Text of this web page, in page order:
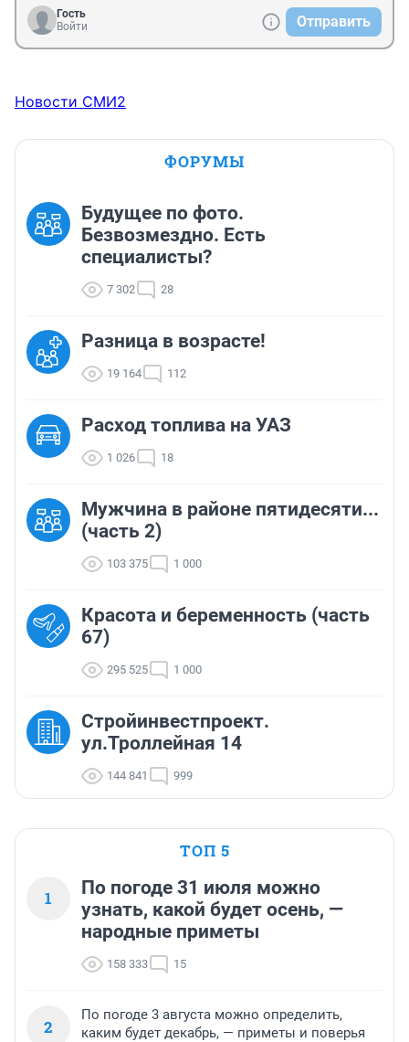
Гость
Войти
Отправить
Новости СМИ2
ФОРУМЫ
Будущее по фото.
Безвозмездно. Есть
специалисты?
7 302 28
Разница в возрасте!
19 164 112
Расход топлива на УАЗ
1 026 18
Мужчина в районе пятидесяти...
(часть 2)
103 375 1 000
Красота и беременность (часть
67)
295 525 1 000
Стройинвестпроект.
ул.Троллейная 14
144 841 999
ТОП 5
1
По погоде 31 июля можно
узнать, какой будет осень, —
народные приметы
158 333 15
2
По погоде 3 августа можно определить,
каким будет декабрь, — приметы и поверья